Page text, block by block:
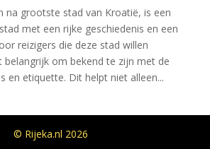
na grootste stad van Kroatië, is een
met een rijke geschiedenis en een
reizigers die deze stad willen
belangrijk om bekend te zijn met de
en etiquette. Dit helpt niet alleen...
© Rijeka.nl 2026